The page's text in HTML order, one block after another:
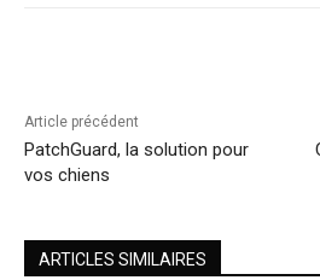
Article précédent
PatchGuard, la solution pour
vos chiens
ARTICLES SIMILAIRES